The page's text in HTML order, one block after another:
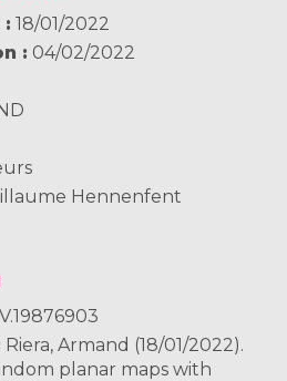
18/01/2022
04/02/2022
Hennenfent
Riera, Armand (18/01/2022).
planar maps with